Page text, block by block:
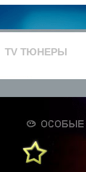
TV ТЮНЕРЫ